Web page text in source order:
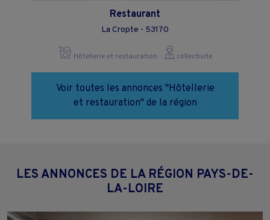
Restaurant
La Cropte - 53170
Hôtellerie et restauration collectivite
Voir toutes les annonces "Hôtellerie
et restauration" de la région
LES ANNONCES DE LA RÉGION PAYS-DE-
LA-LOIRE